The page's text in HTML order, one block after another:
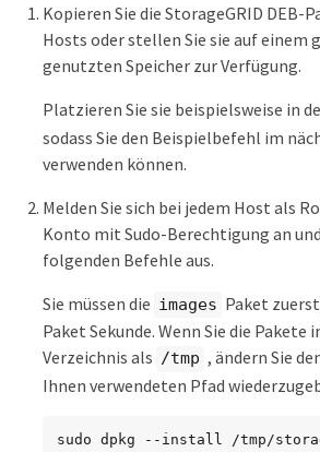
Kopieren Sie die StorageGRID DEB-
Hosts oder stellen Sie sie auf einem
genutzten Speicher zur Verfügung.
Platzieren Sie sie beispielsweise in
sodass Sie den Beispielbefehl im
verwenden können.
Melden Sie sich bei jedem Host als
Konto mit Sudo-Berechtigung an
folgenden Befehle aus.
Sie müssen die images Paket
Paket Sekunde. Wenn Sie die Pakete
Verzeichnis als /tmp , ändern Sie
Ihnen verwendeten Pfad
sudo dpkg --install /tmp/